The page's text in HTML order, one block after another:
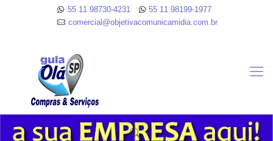
55 11 98730-4231
55 11 98199-1977
comercial@objetivacomunicamidia.com.br